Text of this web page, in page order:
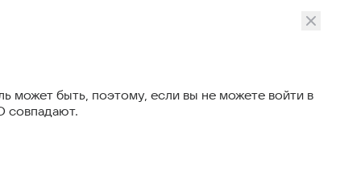
может быть, поэтому, если вы не можете войти в
совпадают.